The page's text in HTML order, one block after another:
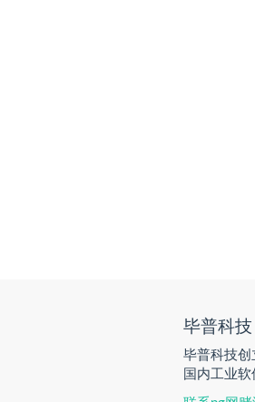
毕普科技
毕普科技
国内工业